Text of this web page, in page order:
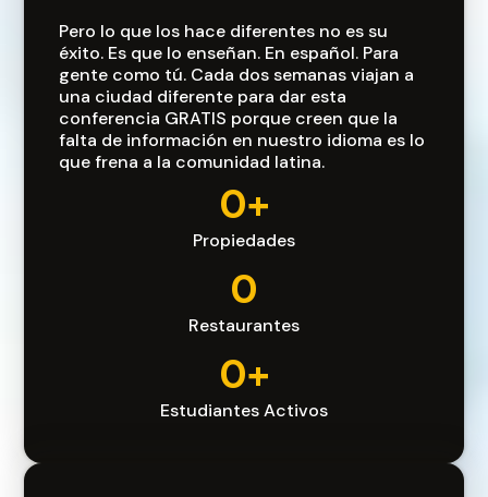
Pero lo que los hace diferentes no es su
éxito. Es que lo enseñan. En español. Para
gente como tú. Cada dos semanas viajan a
una ciudad diferente para dar esta
conferencia GRATIS porque creen que la
falta de información en nuestro idioma es lo
que frena a la comunidad latina.
0+
Propiedades
0
Restaurantes
0+
Estudiantes Activos